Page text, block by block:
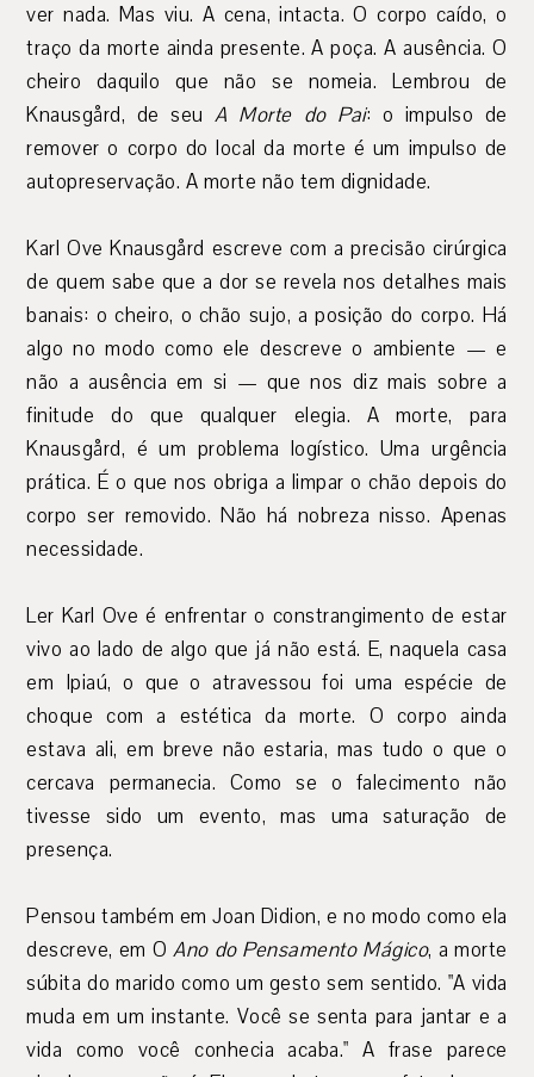
ver nada. Mas viu. A cena, intacta. O corpo caído, o
traço da morte ainda presente. A poça. A ausência. O
cheiro daquilo que não se nomeia. Lembrou de
Knausgård, de seuA Morte do Pai: o impulso de
remover o corpo do local da morte é um impulso de
autopreservação. A morte não tem dignidade.
Karl Ove Knausgård escreve com a precisão cirúrgica
de quem sabe que a dor se revela nos detalhes mais
banais: o cheiro, o chão sujo, a posição do corpo. Há
algo no modo como ele descreve o ambiente — e
não a ausência em si — que nos diz mais sobre a
finitude do que qualquer elegia. A morte, para
Knausgård, é um problema logístico. Uma urgência
prática. É o que nos obriga a limpar o chão depois do
corpo ser removido. Não há nobreza nisso. Apenas
necessidade.
Ler Karl Ove é enfrentar o constrangimento de estar
vivo ao lado de algo que já não está. E, naquela casa
em Ipiaú, o que o atravessou foi uma espécie de
choque com a estética da morte. O corpo ainda
estava ali, em breve não estaria, mas tudo o que o
cercava permanecia. Como se o falecimento não
tivesse sido um evento, mas uma saturação de
presença.
Pensou também em Joan Didion, e no modo como ela
descreve, em OAno do Pensamento Mágico, a morte
súbita do marido como um gesto sem sentido. "A vida
muda em um instante. Você se senta para jantar e a
vida como você conhecia acaba." A frase parece